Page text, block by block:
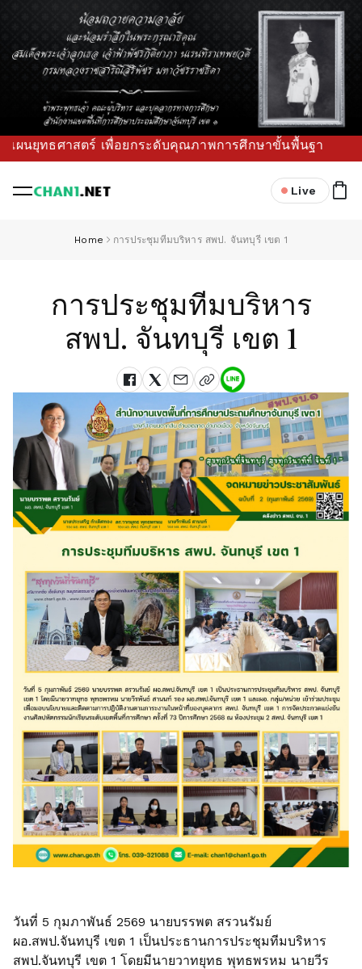
าสตร์ เพื่อยกระดับคุณภาพการศึกษาขั้นพื้นฐานในพื้นที่ (ไม่
Live
Home การประชุมทีมบริหาร สพป. จันทบุรี เขต 1
การประชุมทีมบริหาร
สพป. จันทบุรี เขต 1
วันที่ 5 กุมภาพันธ์ 2569 นายบรรพต สรวนรัมย์
ผอ.สพป.จันทบุรี เขต 1 เป็นประธานการประชุมทีมบริหาร
สพป.จันทบุรี เขต 1 โดยมีนายวาทยุทธ พุทธพรหม นายวีร